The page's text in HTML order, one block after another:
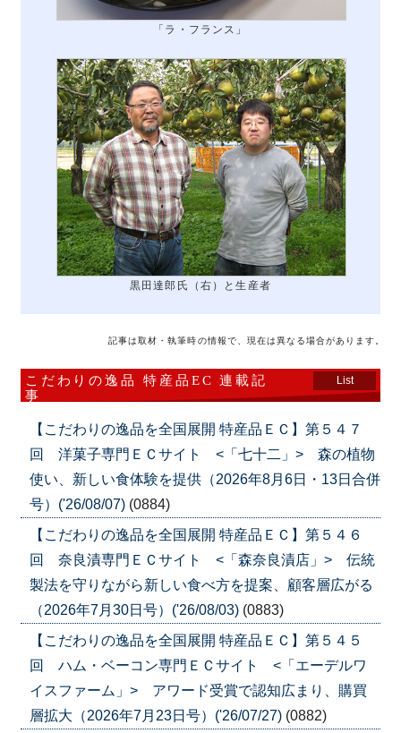
「ラ・フランス」
黒田達郎氏（右）と生産者
記事は取材・執筆時の情報で、現在は異なる場合があります。
こだわりの逸品 特産品EC 連載記
事
List
【こだわりの逸品を全国展開 特産品ＥＣ】第５４７
回 洋菓子専門ＥＣサイト <「七十二」> 森の植物
使い、新しい食体験を提供（2026年8月6日・13日合併
号）('26/08/07) (0884)
【こだわりの逸品を全国展開 特産品ＥＣ】第５４６
回 奈良漬専門ＥＣサイト <「森奈良漬店」> 伝統
製法を守りながら新しい食べ方を提案、顧客層広がる
（2026年7月30日号）('26/08/03) (0883)
【こだわりの逸品を全国展開 特産品ＥＣ】第５４５
回 ハム・ベーコン専門ＥＣサイト <「エーデルワ
イスファーム」> アワード受賞で認知広まり、購買
層拡大（2026年7月23日号）('26/07/27) (0882)